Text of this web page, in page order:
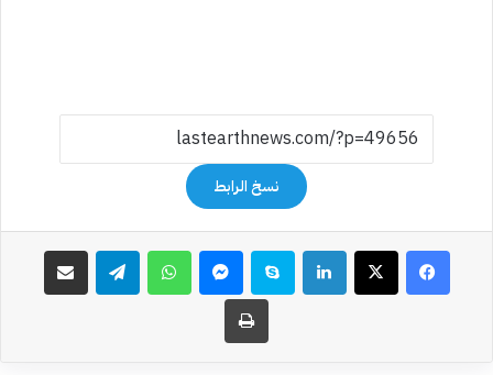
نسخ الرابط
فيسبوك‫X لينكدإن سكايب ماسنجر واتساب تيلقرام مشاركة عبر البريد
طباعة